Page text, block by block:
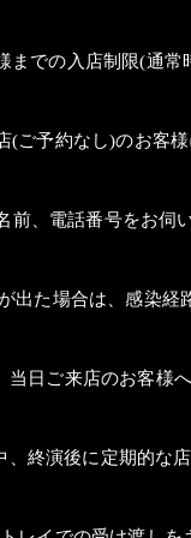
までの入店制限(通常
(ご予約なし)のお客様
前、電話番号をお伺
出た場合は、感染経
当日ご来店のお客様
、終演後に定期的な店